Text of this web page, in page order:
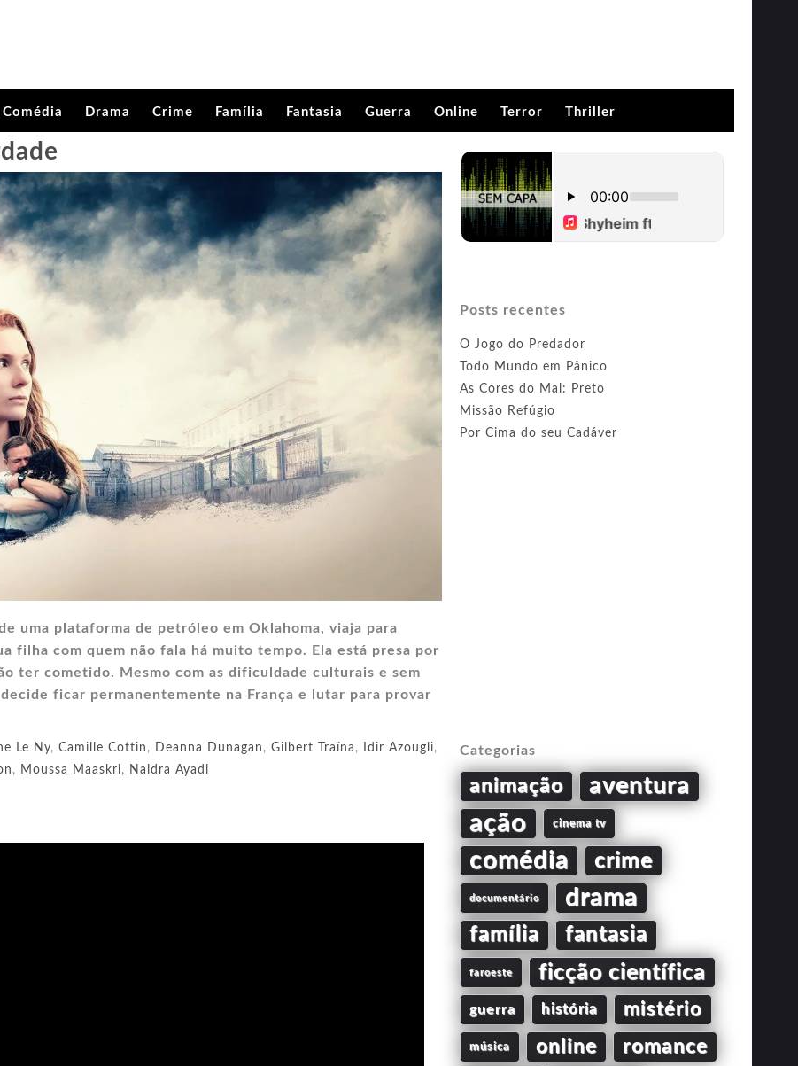
Comédia Drama Crime Família Fantasia Guerra Online Terror Thriller
uma plataforma de petróleo em Oklahoma, viaja para
filha com quem não fala há muito tempo. Ela está presa por
ter cometido. Mesmo com as dificuldade culturais e sem
ficar permanentemente na França e lutar para provar
Le Ny, Camille Cottin , Deanna Dunagan , Gilbert Traïna , Idir Azougli,
, Moussa Maaskri, Naidra Ayadi
Posts recentes
O Jogo do Predador
Todo Mundo em Pânico
As Cores do Mal: Preto
Missão Refúgio
Por Cima do seu Cadáver
Categorias
animação aventura
ação cinema tv
comédia crime
documentário drama
família fantasia
faroeste ficção científica
guerra história mistério
música online romance